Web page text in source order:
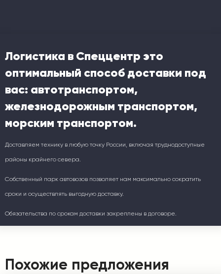
Логистика в Спеццентр это
оптимальный способ доставки под
вас: автотранспортом,
железнодорожным транспортом,
морским транспортом.
Доставляем технику в любую точку России, включая труднодоступные
районы крайнего севера.
Собственный парк автовозов позволяет нам максимально сократить
сроки и осуществлять выгодную доставку.
Обязательства по срокам доставки закреплены в договоре.
Похожие предложения